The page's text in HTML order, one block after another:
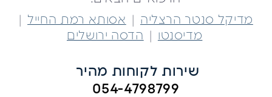
מדיקל סנטר הרצליה
| אסותא רמת החייל |
מדיסנטו | הדסה ירושלים
שירות לקוחות מהיר
054-4798799